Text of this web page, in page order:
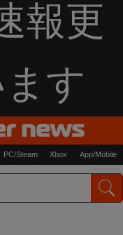
報更
す
PC/Steam Xbox App/Mobile